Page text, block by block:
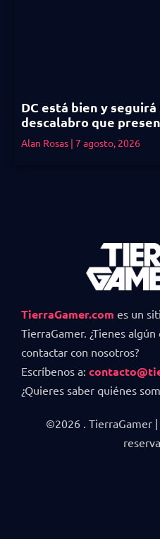
DC está bien y
descalabro que
Alan Rosas 7 agosto, 2026
TierraGamer.com es un
TierraGamer. ¿Tienes
contactar con nosotros?
Escríbenos a:
¿Quieres saber quiénes
©2026 . TierraGamer